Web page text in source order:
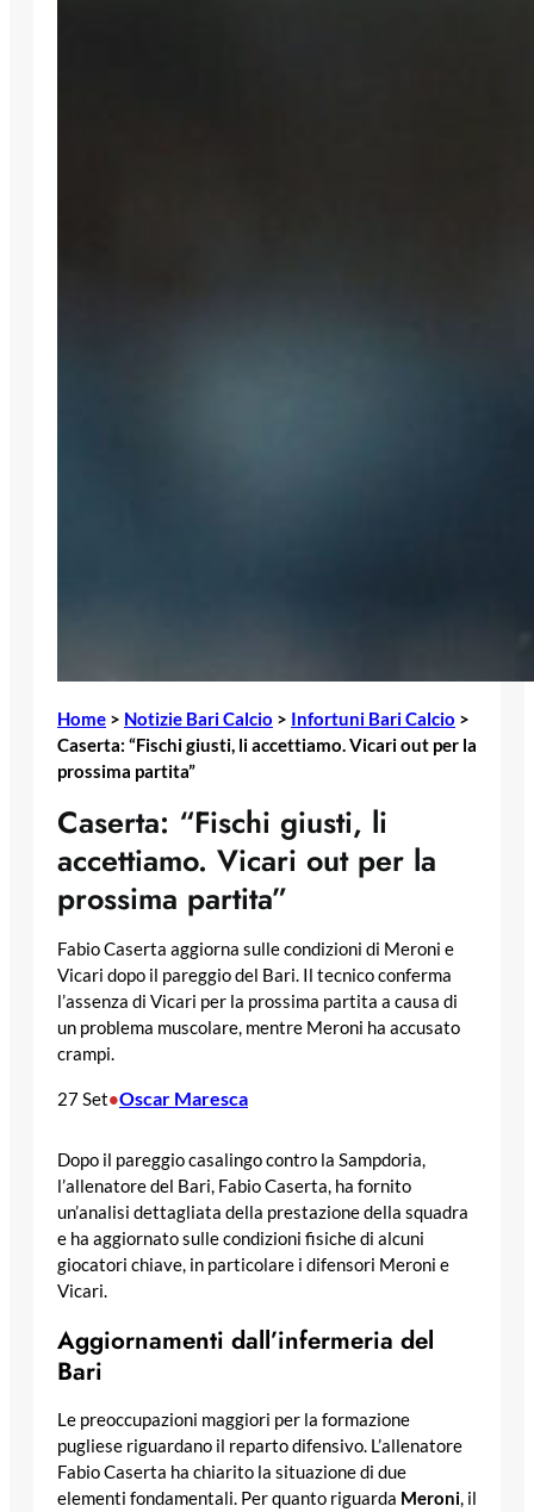
Home > Notizie Bari Calcio > Infortuni Bari Calcio >
Caserta: “Fischi giusti, li accettiamo. Vicari out per la
prossima partita”
Caserta: “Fischi giusti, li
accettiamo. Vicari out per la
prossima partita”
Fabio Caserta aggiorna sulle condizioni di Meroni e
Vicari dopo il pareggio del Bari. Il tecnico conferma
l’assenza di Vicari per la prossima partita a causa di
un problema muscolare, mentre Meroni ha accusato
crampi.
27 Set•Oscar Maresca
Dopo il pareggio casalingo contro la Sampdoria,
l’allenatore del Bari, Fabio Caserta, ha fornito
un’analisi dettagliata della prestazione della squadra
e ha aggiornato sulle condizioni fisiche di alcuni
giocatori chiave, in particolare i difensori Meroni e
Vicari.
Aggiornamenti dall’infermeria del
Bari
Le preoccupazioni maggiori per la formazione
pugliese riguardano il reparto difensivo. L’allenatore
Fabio Caserta ha chiarito la situazione di due
elementi fondamentali. Per quanto riguarda Meroni, il